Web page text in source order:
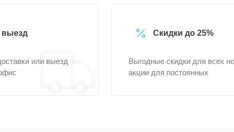
выезд
или выезд
Скидки до 25%
Выгодные скидки для всех
акции для постоянных